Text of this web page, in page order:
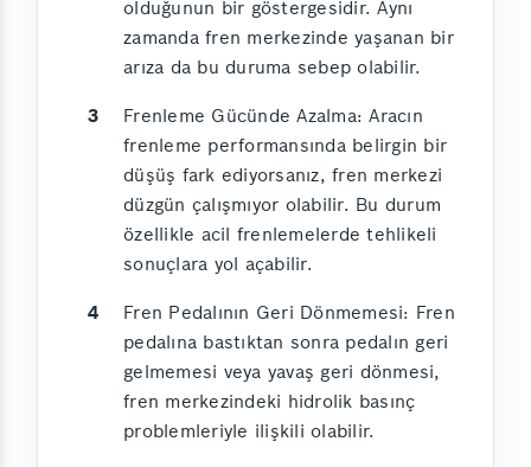
olduğunun bir göstergesidir. Aynı
zamanda fren merkezinde yaşanan bir
arıza da bu duruma sebep olabilir.
Frenleme Gücünde Azalma: Aracın
frenleme performansında belirgin bir
düşüş fark ediyorsanız, fren merkezi
düzgün çalışmıyor olabilir. Bu durum
özellikle acil frenlemelerde tehlikeli
sonuçlara yol açabilir.
Fren Pedalının Geri Dönmemesi: Fren
pedalına bastıktan sonra pedalın geri
gelmemesi veya yavaş geri dönmesi,
fren merkezindeki hidrolik basınç
problemleriyle ilişkili olabilir.